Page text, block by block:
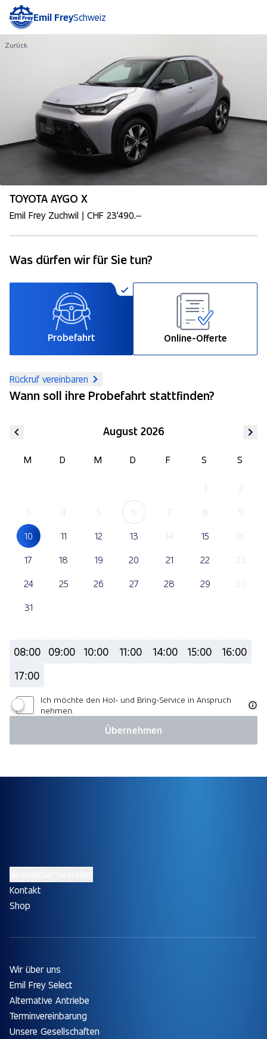
Emil FreySchweiz
Zurück
TOYOTA AYGO X
Emil Frey Zuchwil | CHF 23'490.–
Was dürfen wir für Sie tun?
Probefahrt Online-Offerte
Rückruf vereinbaren
Wann soll ihre Probefahrt stattfinden?
August 2026
M D M D F S S
1
2
3
4 5 6 7 8
9
10
11 12 13 14 15
16
17
18 19 20 21 22
23
24
25 26 27 28 29
30
31
08:00 09:00 10:00 11:00 14:00 15:00
16:00
17:00
Ich möchte den Hol- und Bring-Service in Anspruch
nehmen.
Übernehmen
Kontakt
Shop
Wir über uns
Emil Frey Select
Alternative Antriebe
Terminvereinbarung
Unsere Gesellschaften